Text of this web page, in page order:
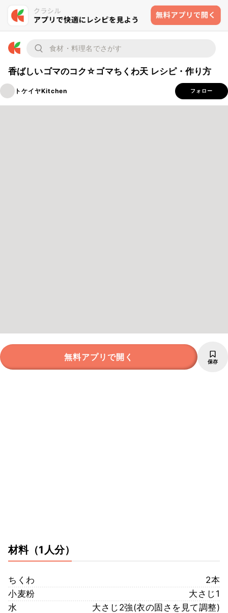
香ばしいゴマのコク☆ゴマちくわ天 レシピ・作り方
トケイヤKitchen フォロー
無料アプリで開く 保存
材料（1人分）
ちくわ
2本
小麦粉
大さじ1
水
大さじ2強(衣の固さを見て調整)